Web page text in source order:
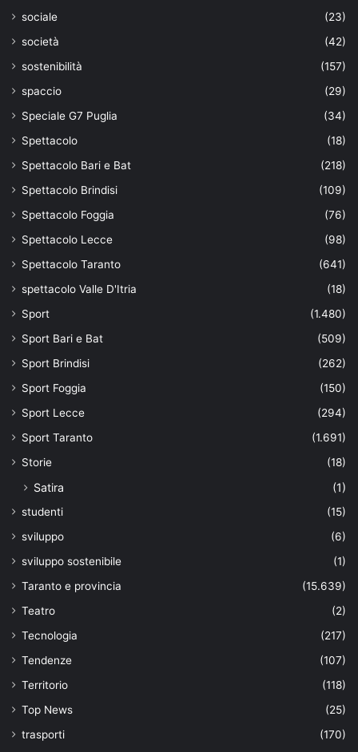
sociale
(23)
società
(42)
sostenibilità
(157)
spaccio
(29)
Speciale G7 Puglia
(34)
Spettacolo
(18)
Spettacolo Bari e Bat
(218)
Spettacolo Brindisi
(109)
Spettacolo Foggia
(76)
Spettacolo Lecce
(98)
Spettacolo Taranto
(641)
spettacolo Valle D'Itria
(18)
Sport
(1.480)
Sport Bari e Bat
(509)
Sport Brindisi
(262)
Sport Foggia
(150)
Sport Lecce
(294)
Sport Taranto
(1.691)
Storie
(18)
Satira (1)
studenti
(15)
sviluppo
(6)
sviluppo sostenibile
(1)
Taranto e provincia
(15.639)
Teatro
(2)
Tecnologia
(217)
Tendenze
(107)
Territorio
(118)
Top News
(25)
trasporti
(170)